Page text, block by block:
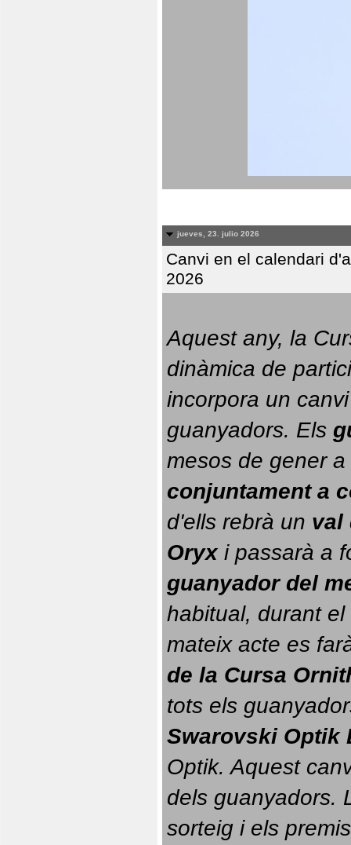
jueves, 23. julio 2026
Canvi en el calendari
2026
Aquest any, la
dinàmica de
incorpora un
guanyadors. Els
conjuntament a
d'ells rebrà un val
Oryx i passarà a
guanyador del
habitual, durant el
mateix acte es
de la Cursa
tots els
Swarovski Optik
Optik. Aquest
dels guanyadors.
sorteig i els